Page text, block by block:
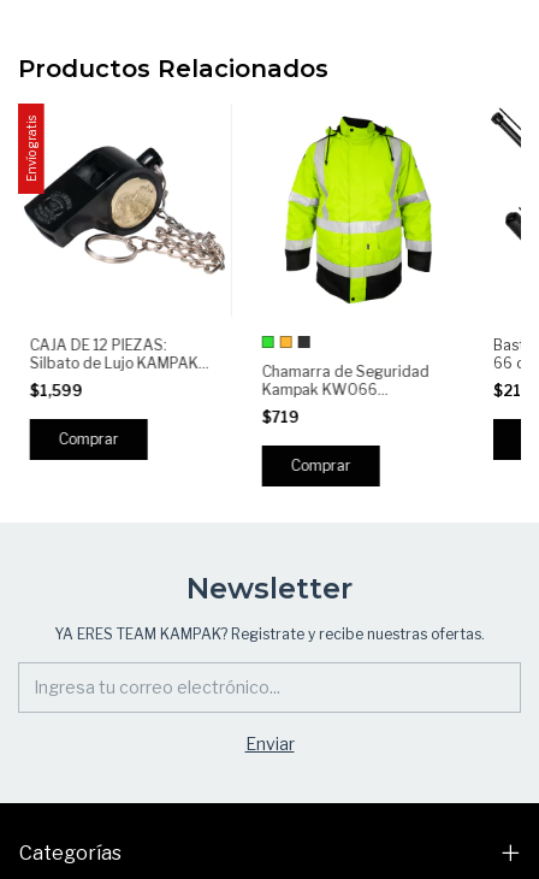
Productos Relacionados
Envío gratis
CAJA DE 12 PIEZAS:
Silbato de Lujo KAMPAK
SILU | Silbato de
Emergencia Profesional
con Cadena | Seguridad,
Deporte y Uso Táctico
$1,599
Chamarra de Seguridad
Kampak KW066
reflejante/impermeable
$719
Comprar
66
$219
Newsletter
YA ERES TEAM KAMPAK? Registrate y recibe nuestras ofertas.
Categorías